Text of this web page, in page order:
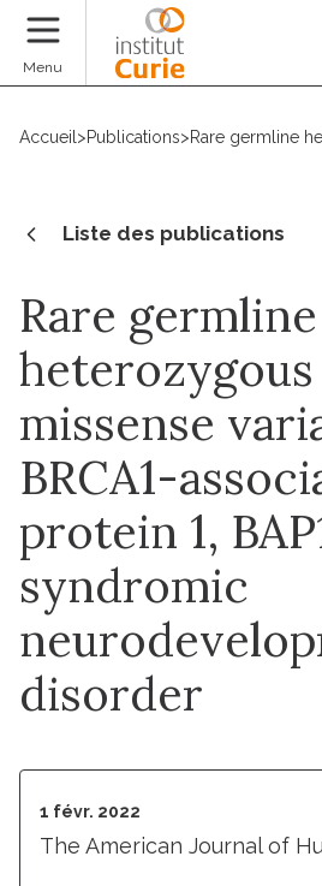
Menu
Accueil >Publications>Rare germline
Liste des publications
Rare germline
heterozygous
missense
BRCA1-
protein 1,
syndromic
disorder
1 févr. 2022
The American Journal of